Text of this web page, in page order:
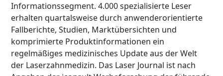
Informationssegment. 4.000 spezialisierte Leser
erhalten quartalsweise durch anwenderorientierte
Fallberichte, Studien, Marktübersichten und
komprimierte Produktinformationen ein
regelmäßiges medizinisches Update aus der Welt
der Laserzahnmedizin. Das Laser Journal ist nach